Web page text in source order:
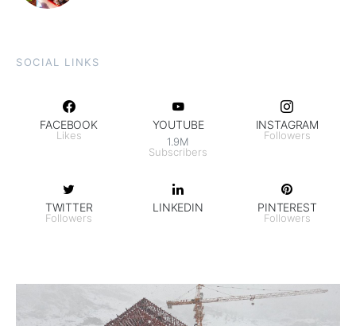
SOCIAL LINKS
FACEBOOK
Likes
YOUTUBE
1.9M
Subscribers
INSTAGRAM
Followers
TWITTER
Followers
LINKEDIN PINTEREST
Followers